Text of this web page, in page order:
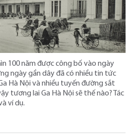
100 năm được công bố vào ngày
ngày gần dây đã có nhiều tin tức
Hà Nội và nhiều tuyến đường sắt
tương lai Ga Hà Nội sẽ thế nào? Tác
ví dụ.